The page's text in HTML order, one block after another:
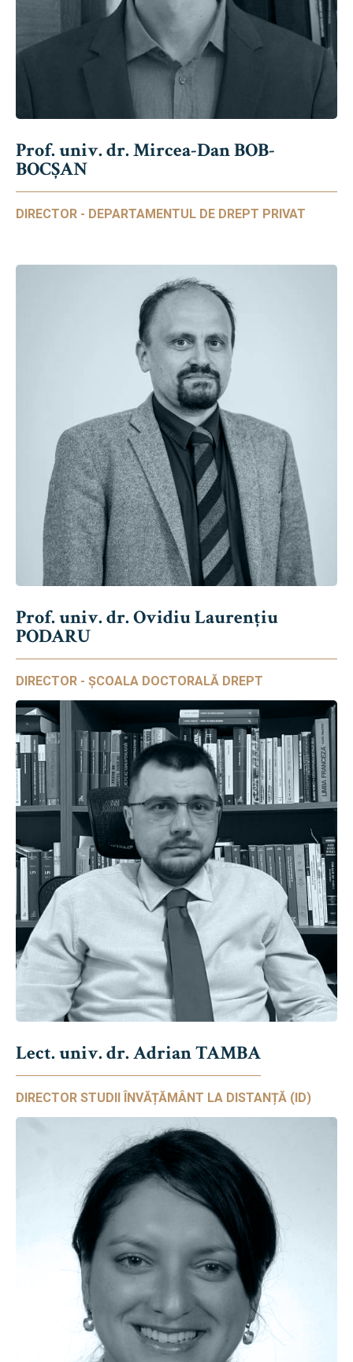
Prof. univ. dr. Mircea-Dan BOB-
BOCȘAN
DIRECTOR - DEPARTAMENTUL DE DREPT PRIVAT
Prof. univ. dr. Ovidiu Laurențiu
PODARU
DIRECTOR - ȘCOALA DOCTORALĂ DREPT
Lect. univ. dr. Adrian TAMBA
DIRECTOR STUDII ÎNVĂȚĂMÂNT LA DISTANȚĂ (ID)